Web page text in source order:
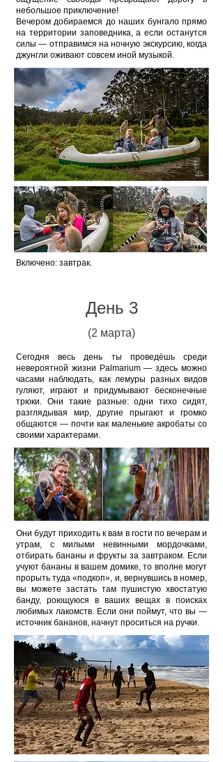
небольшое приключение!
Вечером добираемся до наших бунгало прямо
на территории заповедника, а если останутся
силы — отправимся на ночную экскурсию, когда
джунгли оживают совсем иной музыкой.
Включено: завтрак.
День 3
(2 марта)
Сегодня весь день ты проведёшь среди
невероятной жизни Palmarium — здесь можно
часами наблюдать, как лемуры разных видов
гуляют, играют и придумывают бесконечные
трюки. Они такие разные: одни тихо сидят,
разглядывая мир, другие прыгают и громко
общаются — почти как маленькие акробаты со
своими характерами.
Они будут приходить к вам в гости по вечерам и
утрам, с милыми невинными мордочками,
отбирать бананы и фрукты за завтраком. Если
учуют бананы в вашем домике, то вполне могут
прорыть туда «подкоп», и, вернувшись в номер,
вы можете застать там пушистую хвостатую
банду, роющуюся в ваших вещах в поисках
любимых лакомств. Если они поймут, что вы —
источник бананов, начнут проситься на ручки.